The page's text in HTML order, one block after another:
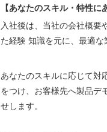
【あなたのスキル・特性に
入社後は、当社の会社概要
た経験 知識を元に、最適な
あなたのスキルに応じて対
をつけ、お客様先へ製品デ
せします。